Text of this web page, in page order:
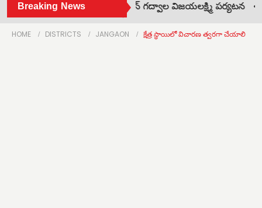
Breaking News
జిల్లాలో మహిళా కమిషన్ ఛైర్పర్సన్ గద్వాల విజయలక్ష్మి పర్యటన •
HOME DISTRICTS JANGAON క్షేత్ర స్థాయిలో విచారణ త్వరగా చేయాలి